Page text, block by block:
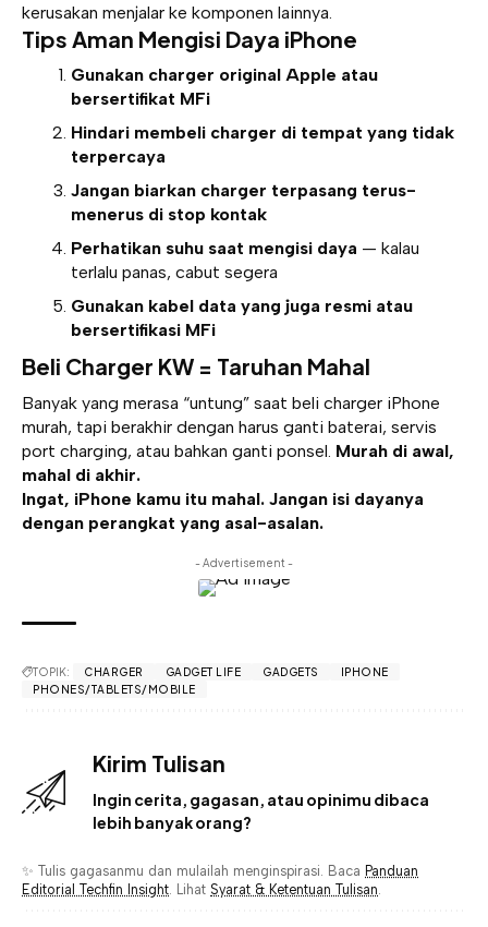
kerusakan menjalar ke komponen lainnya.
Tips Aman Mengisi Daya iPhone
Gunakan charger original Apple atau
bersertifikat MFi
Hindari membeli charger di tempat yang tidak
terpercaya
Jangan biarkan charger terpasang terus-
menerus di stop kontak
Perhatikan suhu saat mengisi daya — kalau
terlalu panas, cabut segera
Gunakan kabel data yang juga resmi atau
bersertifikasi MFi
Beli Charger KW = Taruhan Mahal
Banyak yang merasa “untung” saat beli charger iPhone
murah, tapi berakhir dengan harus ganti baterai, servis
port charging, atau bahkan ganti ponsel. Murah di awal,
mahal di akhir.
Ingat, iPhone kamu itu mahal. Jangan isi dayanya
dengan perangkat yang asal-asalan.
- Advertisement -
TOPIK: CHARGER GADGET LIFE GADGETS
IPHONE
PHONES/TABLETS/MOBILE
Kirim Tulisan
Ingin cerita, gagasan, atau opinimu dibaca
lebih banyak orang?
✨ Tulis gagasanmu dan mulailah menginspirasi. Baca Panduan
Editorial Techfin Insight. Lihat Syarat & Ketentuan Tulisan.